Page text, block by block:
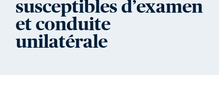
susceptibles d’examen
et conduite
unilatérale